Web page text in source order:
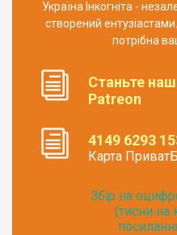
Україна Інкогніта -
створений
потрібна
Станьте
Patreon
4149 6293
Карта
Збір на
(тисни на